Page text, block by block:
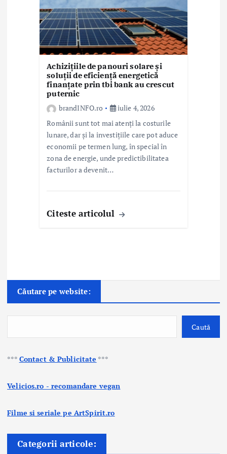
Achizițiile de panouri solare și
soluții de eficiență energetică
finanțate prin tbi bank au crescut
puternic
brandINFO.ro
iulie 4, 2026
Românii sunt tot mai atenți la costurile
lunare, dar și la investițiile care pot aduce
economii pe termen lung, în special în
zona de energie, unde predictibilitatea
facturilor a devenit…
Citeste articolul
Căutare pe website:
Caută
*** Contact & Publicitate ***
Velicios.ro - recomandare vegan
Filme si seriale pe ArtSpirit.ro
Categorii articole: